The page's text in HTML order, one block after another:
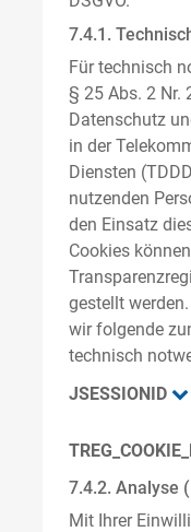
7.4.1.
Für technisch
§ 25 Abs. 2 Nr.
Datenschutz
in der
Diensten
nutzenden
den Einsatz
Cookies
gestellt
wir folgende
technisch
JSESSIONID
7.4.2. Analyse
Mit Ihrer